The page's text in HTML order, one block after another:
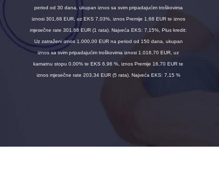
period od 30 dana, ukupan iznos sa svim pripadajućim troškovima
iznosi 301,68 EUR, uz EKS 7,03%, iznos Premije 1,68 EUR te iznos
mjesečne rate 301,68 EUR (1 rata). Najveća EKS: 7,15%, Plus kredit:
Uz zatraženi iznos 1.000,00 EUR na period od 150 dana, ukupan
iznos sa svim pripadajućim troškovima iznosi 1.016,70 EUR, uz
kamatnu stopu 0,00% te EKS 6,96 %, iznos Premije 16,70 EUR te
iznos mjesečne rate 203,34 EUR (5 rata). Najveća EKS: 7,15 %